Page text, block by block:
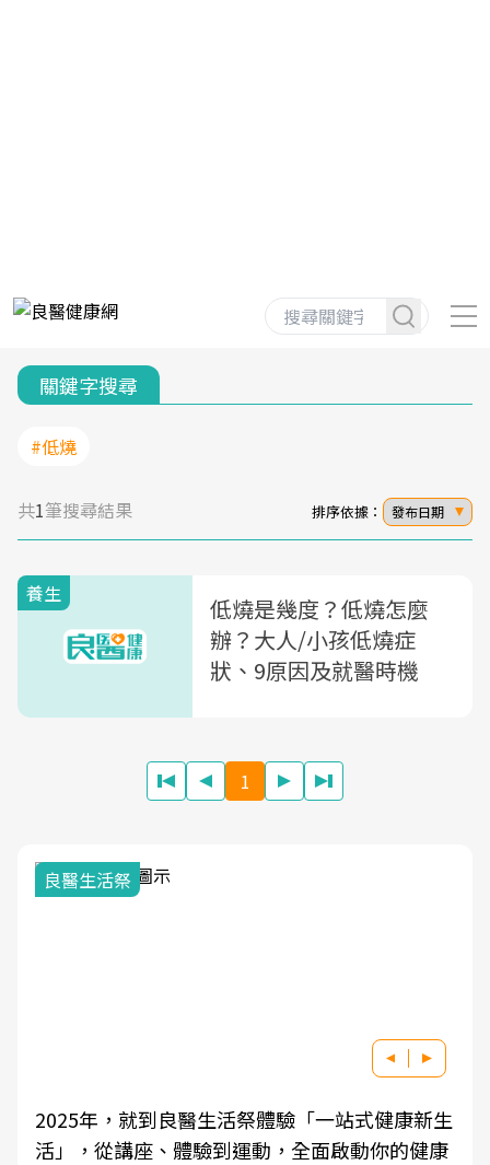
關鍵字搜尋
#低燒
共1筆搜尋結果 排序依據： 發布日期
養生
低燒是幾度？低燒怎麼
辦？大人/小孩低燒症
狀、9原因及就醫時機
1
就到良醫生活祭體驗「一站式健康新生
講座、體驗到運動，全面啟動你的健康
良醫健康
學觀點與